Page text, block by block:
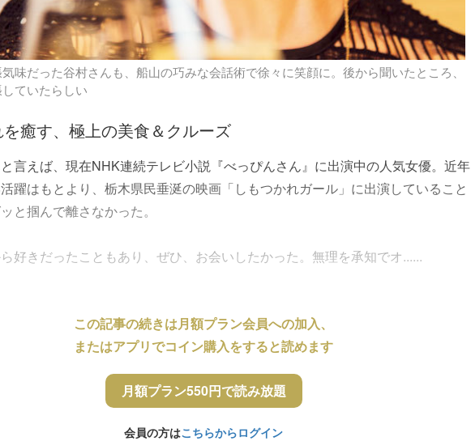
味だった谷村さんも、船山の巧みな会話術で徐々に笑顔に。後から聞いたところ、
ていたらしい
を癒す、極上の美食＆クルーズ
言えば、現在NHK連続テレビ小説『べっぴんさん』に出演中の人気女優。近年
躍はもとより、栃木県民垂涎の映画「しもつかれガール」に出演していること
と掴んで離さなかった。
好きだったこともあり、ぜひ、お会いしたかった。無理を承知でオ......
この記事の続きは月額プラン会員への加入、
またはアプリでコイン購入をすると読めます
月額プラン550円で読み放題
会員の方はこちらからログイン